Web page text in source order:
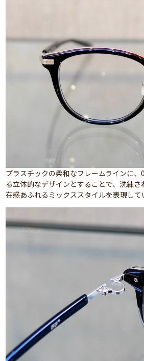
プラスチックの柔和なフレームラインに
る立体的なデザインとすることで、洗練
在感あふれるミックススタイルを表現して